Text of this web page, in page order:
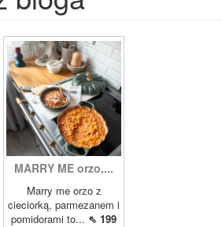
MARRY ME orzo,...
Marry me orzo z
cieciorką, parmezanem i
pomidorami to... ⇖ 199